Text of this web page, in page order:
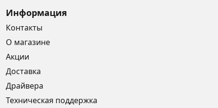
Информация
Контакты
О магазине
Акции
Доставка
Драйвера
Техническая поддержка